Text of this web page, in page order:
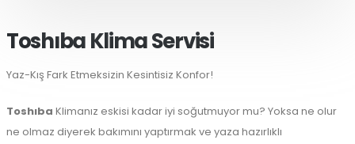
Toshıba Klima Servisi
Yaz-Kış Fark Etmeksizin Kesintisiz Konfor!
Toshıba Klimanız eskisi kadar iyi soğutmuyor mu? Yoksa ne olur
ne olmaz diyerek bakımını yaptırmak ve yaza hazırlıklı